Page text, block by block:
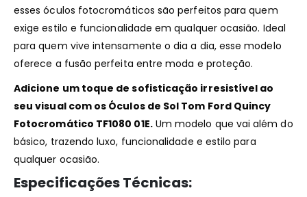
esses óculos fotocromáticos são perfeitos para quem
exige estilo e funcionalidade em qualquer ocasião. Ideal
para quem vive intensamente o dia a dia, esse modelo
oferece a fusão perfeita entre moda e proteção.
Adicione um toque de sofisticação irresistível ao
seu visual com os Óculos de Sol Tom Ford Quincy
Fotocromático TF1080 01E.Um modelo que vai além do
básico, trazendo luxo, funcionalidade e estilo para
qualquer ocasião.
Especificações Técnicas: